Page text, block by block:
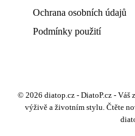
Ochrana osobních údajů
Podmínky použití
© 2026 diatop.cz - DiatoP.cz - Váš
výživě a životním stylu. Čtěte